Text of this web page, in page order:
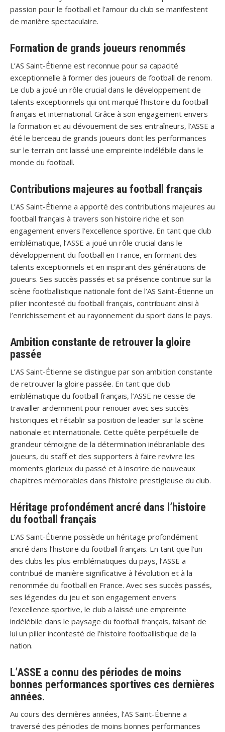
passion pour le football et l’amour du club se manifestent
de manière spectaculaire.
Formation de grands joueurs renommés
L’AS Saint-Étienne est reconnue pour sa capacité
exceptionnelle à former des joueurs de football de renom.
Le club a joué un rôle crucial dans le développement de
talents exceptionnels qui ont marqué l’histoire du football
français et international. Grâce à son engagement envers
la formation et au dévouement de ses entraîneurs, l’ASSE a
été le berceau de grands joueurs dont les performances
sur le terrain ont laissé une empreinte indélébile dans le
monde du football.
Contributions majeures au football français
L’AS Saint-Étienne a apporté des contributions majeures au
football français à travers son histoire riche et son
engagement envers l’excellence sportive. En tant que club
emblématique, l’ASSE a joué un rôle crucial dans le
développement du football en France, en formant des
talents exceptionnels et en inspirant des générations de
joueurs. Ses succès passés et sa présence continue sur la
scène footballistique nationale font de l’AS Saint-Étienne un
pilier incontesté du football français, contribuant ainsi à
l’enrichissement et au rayonnement du sport dans le pays.
Ambition constante de retrouver la gloire
passée
L’AS Saint-Étienne se distingue par son ambition constante
de retrouver la gloire passée. En tant que club
emblématique du football français, l’ASSE ne cesse de
travailler ardemment pour renouer avec ses succès
historiques et rétablir sa position de leader sur la scène
nationale et internationale. Cette quête perpétuelle de
grandeur témoigne de la détermination inébranlable des
joueurs, du staff et des supporters à faire revivre les
moments glorieux du passé et à inscrire de nouveaux
chapitres mémorables dans l’histoire prestigieuse du club.
Héritage profondément ancré dans l’histoire
du football français
L’AS Saint-Étienne possède un héritage profondément
ancré dans l’histoire du football français. En tant que l’un
des clubs les plus emblématiques du pays, l’ASSE a
contribué de manière significative à l’évolution et à la
renommée du football en France. Avec ses succès passés,
ses légendes du jeu et son engagement envers
l’excellence sportive, le club a laissé une empreinte
indélébile dans le paysage du football français, faisant de
lui un pilier incontesté de l’histoire footballistique de la
nation.
L’ASSE a connu des périodes de moins
bonnes performances sportives ces dernières
années.
Au cours des dernières années, l’AS Saint-Étienne a
traversé des périodes de moins bonnes performances